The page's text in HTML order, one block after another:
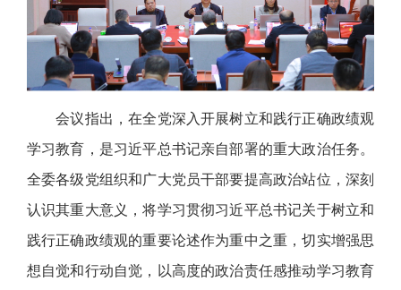
会议指出，在全党深入开展树立和践行正确政绩观
学习教育，是习近平总书记亲自部署的重大政治任务。
全委各级党组织和广大党员干部要提高政治站位，深刻
认识其重大意义，将学习贯彻习近平总书记关于树立和
践行正确政绩观的重要论述作为重中之重，切实增强思
想自觉和行动自觉，以高度的政治责任感推动学习教育